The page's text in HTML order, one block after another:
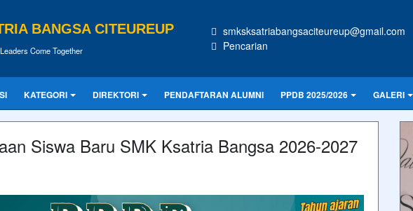
BANGSA CITEUREUP
Come Together
smksksatriabangsaciteureup@gmail.com
Pencarian
KATEGORI DIREKTORI PENDAFTARAN ALUMNI PPDB 2025/2026 GALERI
Siswa Baru SMK Ksatria Bangsa 2026-2027